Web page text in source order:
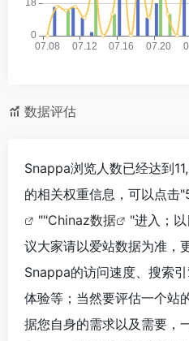
数据评估
Snappa浏览人数已经达到
的相关权重信息，可以点击"
""Chinaz数据
"进入；
议大家请以爱站数据为准，
Snappa的访问速度、搜索
体验等；当然要评估一个站
据您自身的需求以及需要，